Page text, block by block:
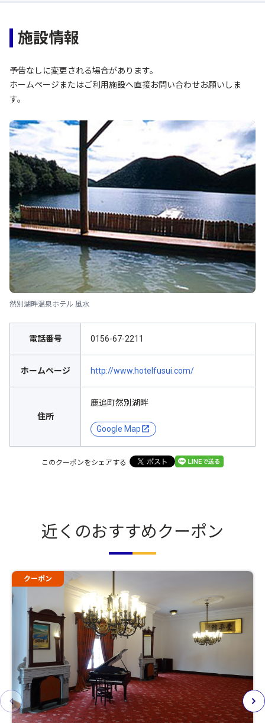
施設情報
予告なしに変更される場合があります。
ホームページまたはご利用施設へ直接お問い合わせお願いしま
す。
然別湖畔温泉ホテル 風水
電話番号 0156-67-2211
ホームページ http://www.hotelfusui.com/
住所
鹿追町然別湖畔
Google Map
このクーポンをシェアする
近くのおすすめクーポン
クーポン